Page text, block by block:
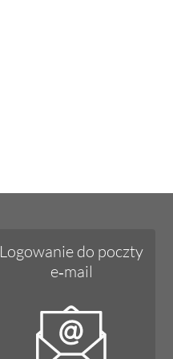
Logowanie do poczty
e‑mail